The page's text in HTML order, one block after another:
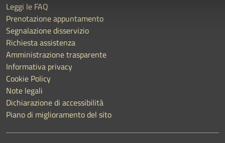
Leggi le FAQ
Prenotazione appuntamento
Segnalazione disservizio
Richiesta assistenza
Amministrazione trasparente
Informativa privacy
Cookie Policy
Note legali
Dichiarazione di accessibilità
Piano di miglioramento del sito